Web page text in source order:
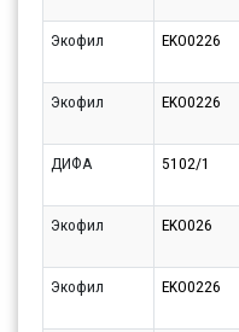
Экофил
EKO0226
Экофил
EKO0226
ДИФА
5102/1
Экофил
EKO026
Экофил
EKO0226